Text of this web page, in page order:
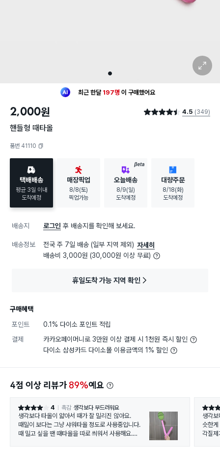
1
확대 보기
최근 한달 197명 이 구매했어요
구매했어요
2,000원 별점 4.5점 4.5 (349)
핸들형 때타올
품번 41110
택배배송
평균 3일 이내
도착예정
매장픽업
8/8(토)
픽업가능
BETA
오늘배송
8/9(일)
도착예정
대량주문
8/18(화)
도착예정
배송지 로그인 후 배송지를 확인해 보세요.
배송정보 전국 주 7일 배송 (일부 지역 제외) 자세히
배송비 3,000원 (30,000원 이상 무료)
휴일도착 가능 지역 확인
구매혜택
포인트
0.1% 다이소 포인트 적립
결제
카카오페이머니로 3만원 이상 결제 시 1천원 즉시 할인
다이소 삼성카드 다이소몰 이용금액의 1% 할인
4점 이상 리뷰가 89%예요
별점 4점 4 촉감 생각보다 부드러워요
생각보다 타올이 얇아서 때가 잘 밀리진 않아요.
때밀이 보다는 그냥 샤워타올 정도로 사용중입니다.
때 밀고 싶을 땐 때타올을 따로 씌워서 사용해요.
별점 4
생각
슷한게
각질